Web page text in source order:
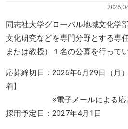
同志社大学グローバル地域文化学
文化研究などを専門分野とする専
または教授）１名の公募を行ってい
応募締切日：2026年6月29日（月
着】
※電子メールによる応
採用予定日：2027年4月1日